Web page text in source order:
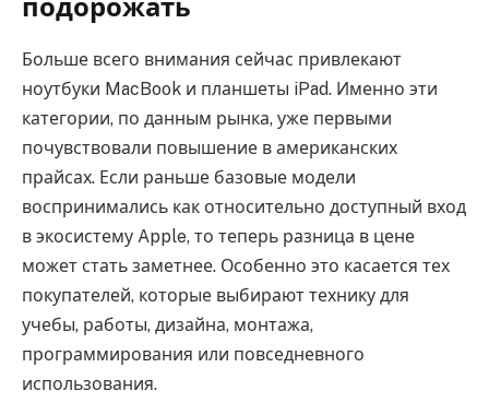
Больше всего внимания сейчас привлекают
ноутбуки MacBook и планшеты iPad. Именно эти
категории, по данным рынка, уже первыми
почувствовали повышение в американских
прайсах. Если раньше базовые модели
воспринимались как относительно доступный вход
в экосистему Apple, то теперь разница в цене
может стать заметнее. Особенно это касается тех
покупателей, которые выбирают технику для
учебы, работы, дизайна, монтажа,
программирования или повседневного
использования.